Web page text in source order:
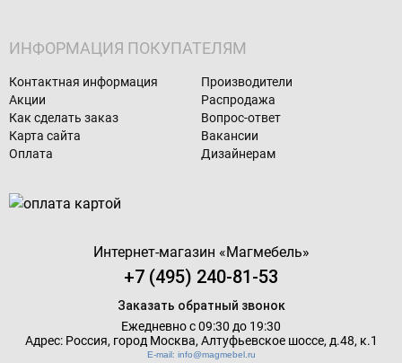
ИНФОРМАЦИЯ ПОКУПАТЕЛЯМ
Контактная информация
Производители
Акции
Распродажа
Как сделать заказ
Вопрос-ответ
Карта сайта
Вакансии
Оплата
Дизайнерам
Интернет-магазин «Магмебель»
+7 (495) 240-81-53
Заказать обратный звонок
Ежедневно с 09:30 до 19:30
Адрес: Россия, город Москва, Алтуфьевское шоссе, д.48, к.1
E-mail: info@magmebel.ru